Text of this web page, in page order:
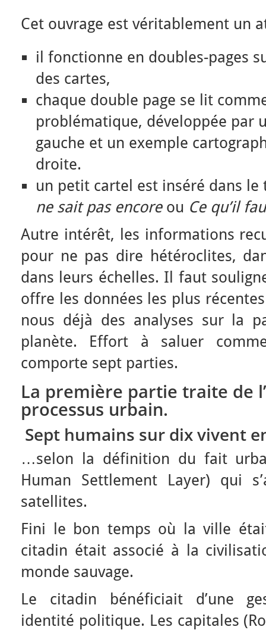
Cet ouvrage est véritablement un
il fonctionne en doubles-pages
des cartes,
chaque double page se lit
problématique, développée par
gauche et un exemple
droite.
un petit cartel est inséré dans
ne sait pas encoreou Ce qu’il
Autre intérêt, les informations
pour ne pas dire hétéroclites,
dans leurs échelles. Il faut
offre les données les plus
nous déjà des analyses sur la
planète. Effort à saluer
comporte sept parties.
La première partie traite de
processus urbain.
Sept humains sur dix vivent
…selon la définition du fait
Human Settlement Layer) qui
satellites.
Fini le bon temps où la ville
citadin était associé à la
monde sauvage.
Le citadin bénéficiait d’une
identité politique. Les capitales